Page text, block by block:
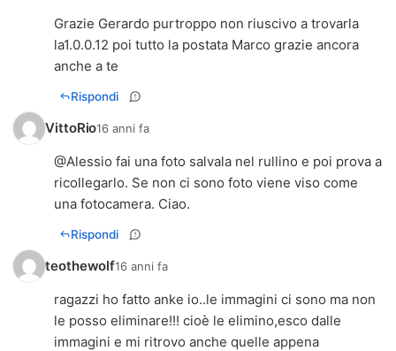
Grazie Gerardo purtroppo non riuscivo a trovarla
la1.0.0.12 poi tutto la postata Marco grazie ancora
anche a te
Rispondi
VittoRio16 anni fa
@Alessio fai una foto salvala nel rullino e poi prova a
ricollegarlo. Se non ci sono foto viene viso come
una fotocamera. Ciao.
Rispondi
teothewolf16 anni fa
ragazzi ho fatto anke io..le immagini ci sono ma non
le posso eliminare!!! cioè le elimino,esco dalle
immagini e mi ritrovo anche quelle appena